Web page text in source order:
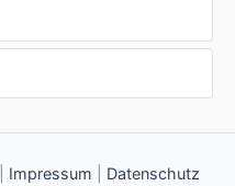
Impressum Datenschutz